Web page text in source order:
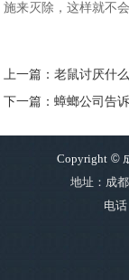
施来灭除，这样就不
上一篇：老鼠讨厌什
下一篇：蟑螂公司告
Copyright©
地址：成
电